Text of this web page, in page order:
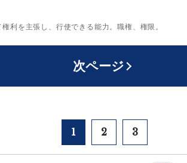
を主張し、行使できる能力。職権、権限。
次ページ
1 2 3